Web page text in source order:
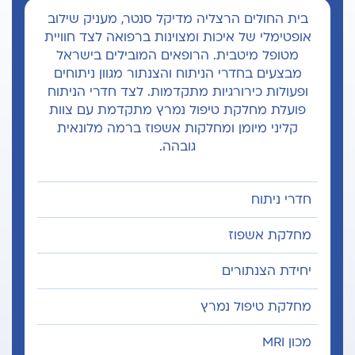
בית החולים הרצליה מדיקל סנטר, מעניק שילוב
אופטימלי של איכות ומצוינות ברפואה לצד חוויית
מטופל מיטבית. הרופאים המובילים בישראל
מבצעים בחדרי הניתוח והצנתור מגוון ניתוחים
ופעולות כירורגיות מתקדמות. לצד חדרי הניתוח
פועלת מחלקת טיפול נמרץ מתקדמת עם צוות
קליני מיומן ומחלקות אשפוז ברמה מלונאית
גובהה.
חדרי ניתוח
מחלקת אשפוז
יחידת הצנתורים
מחלקת טיפול נמרץ
מכון MRI